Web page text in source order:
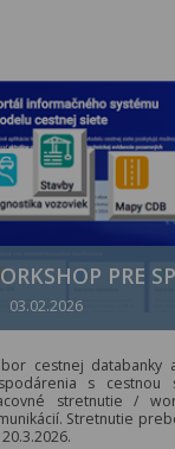
PRE
03.02.2026
cestnej databanky
s
stretnutie /
Stretnutie